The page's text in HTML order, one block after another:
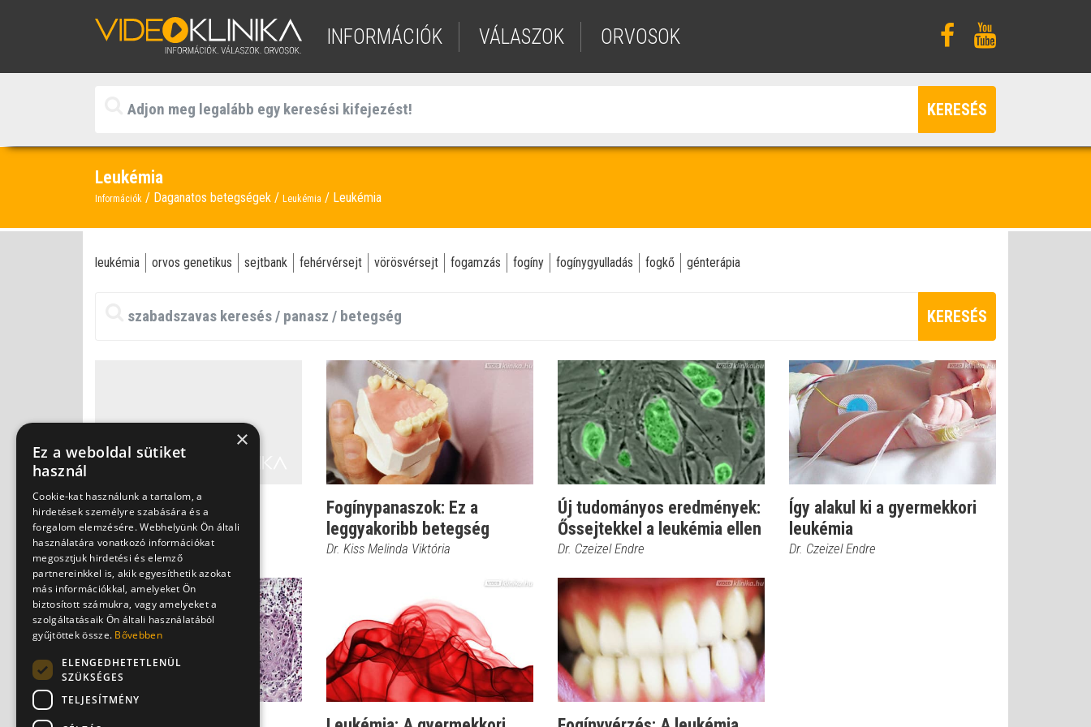
INFORMÁCIÓK VÁLASZOK ORVOSOK
KERESÉS
Leukémia
Információk Daganatos betegségek Leukémia Leukémia
leukémia orvos genetikus sejtbank fehérvérsejt vörösvérsejt fogamzás fogíny fogínygyulladás fogkő génterápia
KERESÉS
Hihetetlen siker:
rákgyógyítás HIV-vel
Fogínypanaszok: Ez a
leggyakoribb betegség
Dr. Kiss Melinda Viktória
Új tudományos eredmények:
Őssejtekkel a leukémia ellen
Dr. Czeizel Endre
Így alakul ki a gyermekkori
leukémia
Dr. Czeizel Endre
×
Ez a weboldal sütiket
használ
Cookie-kat használunk a tartalom, a
hirdetések személyre szabására és a
forgalom elemzésére. Webhelyünk Ön általi
használatára vonatkozó információkat
megosztjuk hirdetési és elemző
partnereinkkel is, akik egyesíthetik azokat
más információkkal, amelyeket Ön
biztosított számukra, vagy amelyeket a
szolgáltatásaik Ön általi használatából
gyűjtöttek össze. Bővebben
ELENGEDHETETLENÜL
SZÜKSÉGES
TELJESÍTMÉNY